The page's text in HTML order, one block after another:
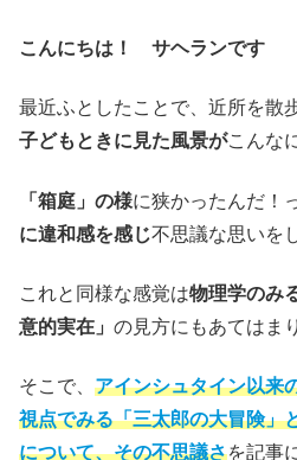
こんにちは！ サヘランです
最近ふとしたことで、近所を散
子どもときに見た風景がこんな
「箱庭」の様に狭かったんだ！
に違和感を感じ不思議な思いを
これと同様な感覚は物理学のみ
意的実在」 の見方にもあてはま
そこで、 アインシュタイン以来
視点でみる「三太郎の大冒険」
について、その不思議さを記事